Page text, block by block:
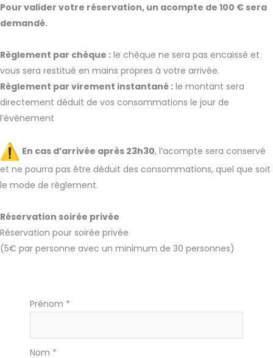
Pour valider votre réservation, un acompte de 100 € sera
demandé.
Règlement par chèque : le chèque ne sera pas encaissé et
vous sera restitué en mains propres à votre arrivée.
Règlement par virement instantané : le montant sera
directement déduit de vos consommations le jour de
l’événement
En cas d’arrivée après 23h30, l’acompte sera conservé
et ne pourra pas être déduit des consommations, quel que soit
le mode de règlement.
Réservation soirée privée
Réservation pour soirée privée
(5€ par personne avec un minimum de 30 personnes)
Formulaire
téléphone
Prénom *
Nom *